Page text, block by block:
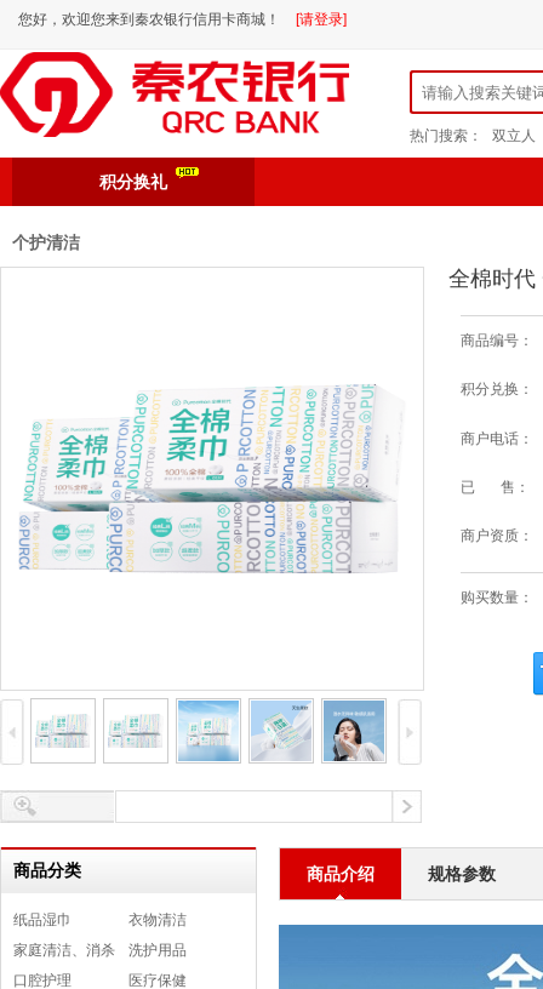
您好，欢迎您来到秦农银行信用卡商城！ [请登录]
热门搜索： 双立人
积分换礼
个护清洁
全棉时代
商品编号：
积分兑换：
商户电话：
已 售：
商户资质：
购买数量：
商品分类
纸品湿巾
衣物清洁
家庭清洁、消杀
洗护用品
口腔护理
医疗保健
商品介绍 规格参数